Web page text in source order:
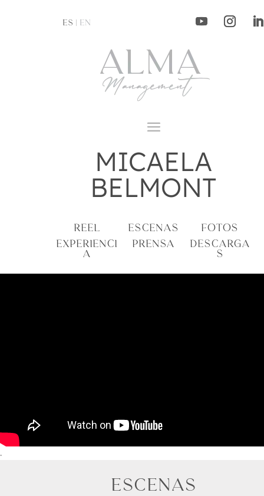
ES | EN
MICAELA
BELMONT
REEL ESCENAS
FOTOS
EXPERIENCI
A
PRENSA
DESCARGA
S
.
ESCENAS